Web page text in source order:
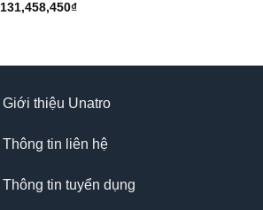
131,458,450₫
Giới thiệu Unatro
Thông tin liên hệ
Thông tin tuyển dụng